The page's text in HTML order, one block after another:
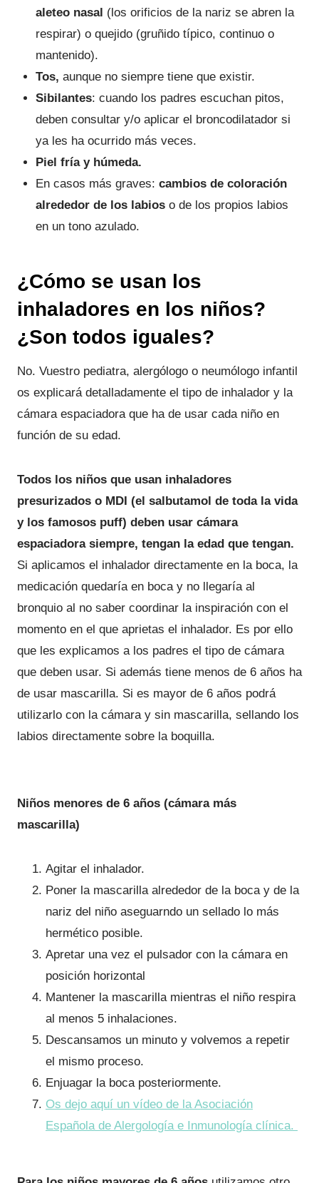
aleteo nasal (los orificios de la nariz se abren la
respirar) o quejido (gruñido típico, continuo o
mantenido).
Tos, aunque no siempre tiene que existir.
Sibilantes: cuando los padres escuchan pitos,
deben consultar y/o aplicar el broncodilatador si
ya les ha ocurrido más veces.
Piel fría y húmeda.
En casos más graves: cambios de coloración
alrededor de los labioso de los propios labios
en un tono azulado.
¿Cómo se usan los
inhaladores en los niños?
¿Son todos iguales?
No. Vuestro pediatra, alergólogo o neumólogo infantil
os explicará detalladamente el tipo de inhalador y la
cámara espaciadora que ha de usar cada niño en
función de su edad.
Todos los niños que usan inhaladores
presurizados o MDI (el salbutamol de toda la vida
y los famosos puff) deben usar cámara
espaciadora siempre, tengan la edad que tengan.
Si aplicamos el inhalador directamente en la boca, la
medicación quedaría en boca y no llegaría al
bronquio al no saber coordinar la inspiración con el
momento en el que aprietas el inhalador. Es por ello
que les explicamos a los padres el tipo de cámara
que deben usar. Si además tiene menos de 6 años ha
de usar mascarilla. Si es mayor de 6 años podrá
utilizarlo con la cámara y sin mascarilla, sellando los
labios directamente sobre la boquilla.
Niños menores de 6 años (cámara más
mascarilla)
Agitar el inhalador.
Poner la mascarilla alrededor de la boca y de la
nariz del niño aseguarndo un sellado lo más
hermético posible.
Apretar una vez el pulsador con la cámara en
posición horizontal
Mantener la mascarilla mientras el niño respira
al menos 5 inhalaciones.
Descansamos un minuto y volvemos a repetir
el mismo proceso.
Enjuagar la boca posteriormente.
Os dejo aquí un vídeo de la Asociación
Española de Alergología e Inmunología clínica.